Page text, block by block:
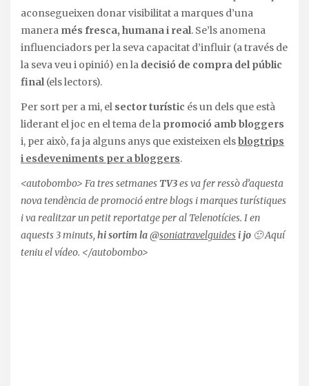
aconsegueixen donar visibilitat a marques d’una
manera més fresca, humana i real. Se’ls anomena
influenciadors per la seva capacitat d’influir (a través de
la seva veu i opinió) en la decisió de compra del públic
final (els lectors).
Per sort per a mi, el sector turístic és un dels que està
liderant el joc en el tema de la promoció amb bloggers
i, per això, fa ja alguns anys que existeixen elsblogtrips
i esdeveniments per a bloggers.
<autobombo> Fa tres setmanesTV3es va fer ressò d’aquesta
nova tendència de promoció entre blogs i marques turístiques
i va realitzar un petit reportatge per al Telenotícies. I en
aquests 3 minuts, hi sortim la @soniatravelguidesi jo 🙂 Aquí
teniu el vídeo. </autobombo>